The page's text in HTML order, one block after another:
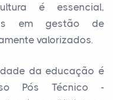
é essencial,
em gestão de
valorizados.
da educação é
Pós Técnico -